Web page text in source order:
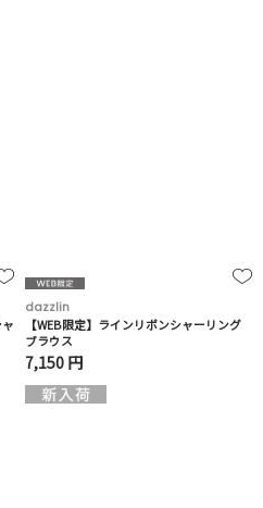
dazzlin
【WEB限定】ラインリボンシャーリング
ブラウス
7,150 円